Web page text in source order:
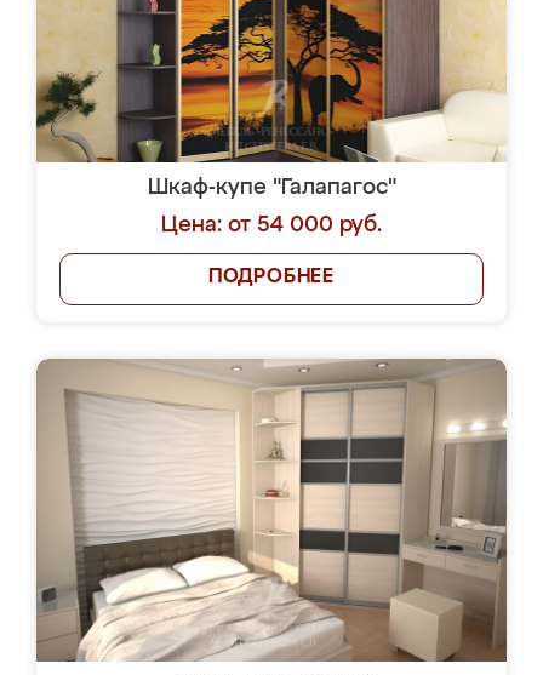
Шкаф-купе "Галапагос"
Цена: от 54 000 руб.
ПОДРОБНЕЕ